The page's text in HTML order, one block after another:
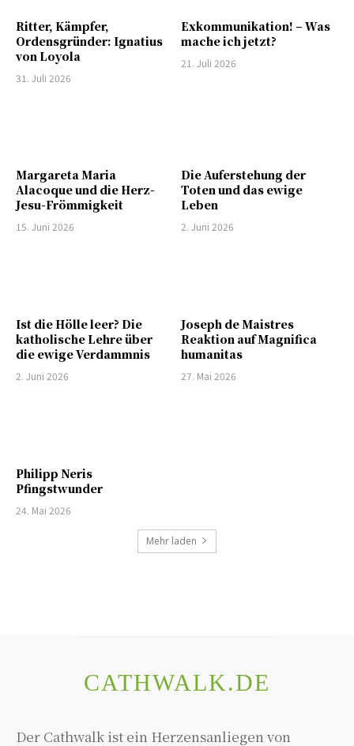
Ritter, Kämpfer,
Ordensgründer: Ignatius
von Loyola
31. Juli 2026
Exkommunikation! – Was
mache ich jetzt?
21. Juli 2026
Margareta Maria
Alacoque und die Herz-
Jesu-Frömmigkeit
15. Juni 2026
Die Auferstehung der
Toten und das ewige
Leben
2. Juni 2026
Ist die Hölle leer? Die
katholische Lehre über
die ewige Verdammnis
2. Juni 2026
Joseph de Maistres
Reaktion auf Magnifica
humanitas
27. Mai 2026
Philipp Neris
Pfingstwunder
24. Mai 2026
Mehr laden
CATHWALK.DE
Der Cathwalk ist ein Herzensanliegen von